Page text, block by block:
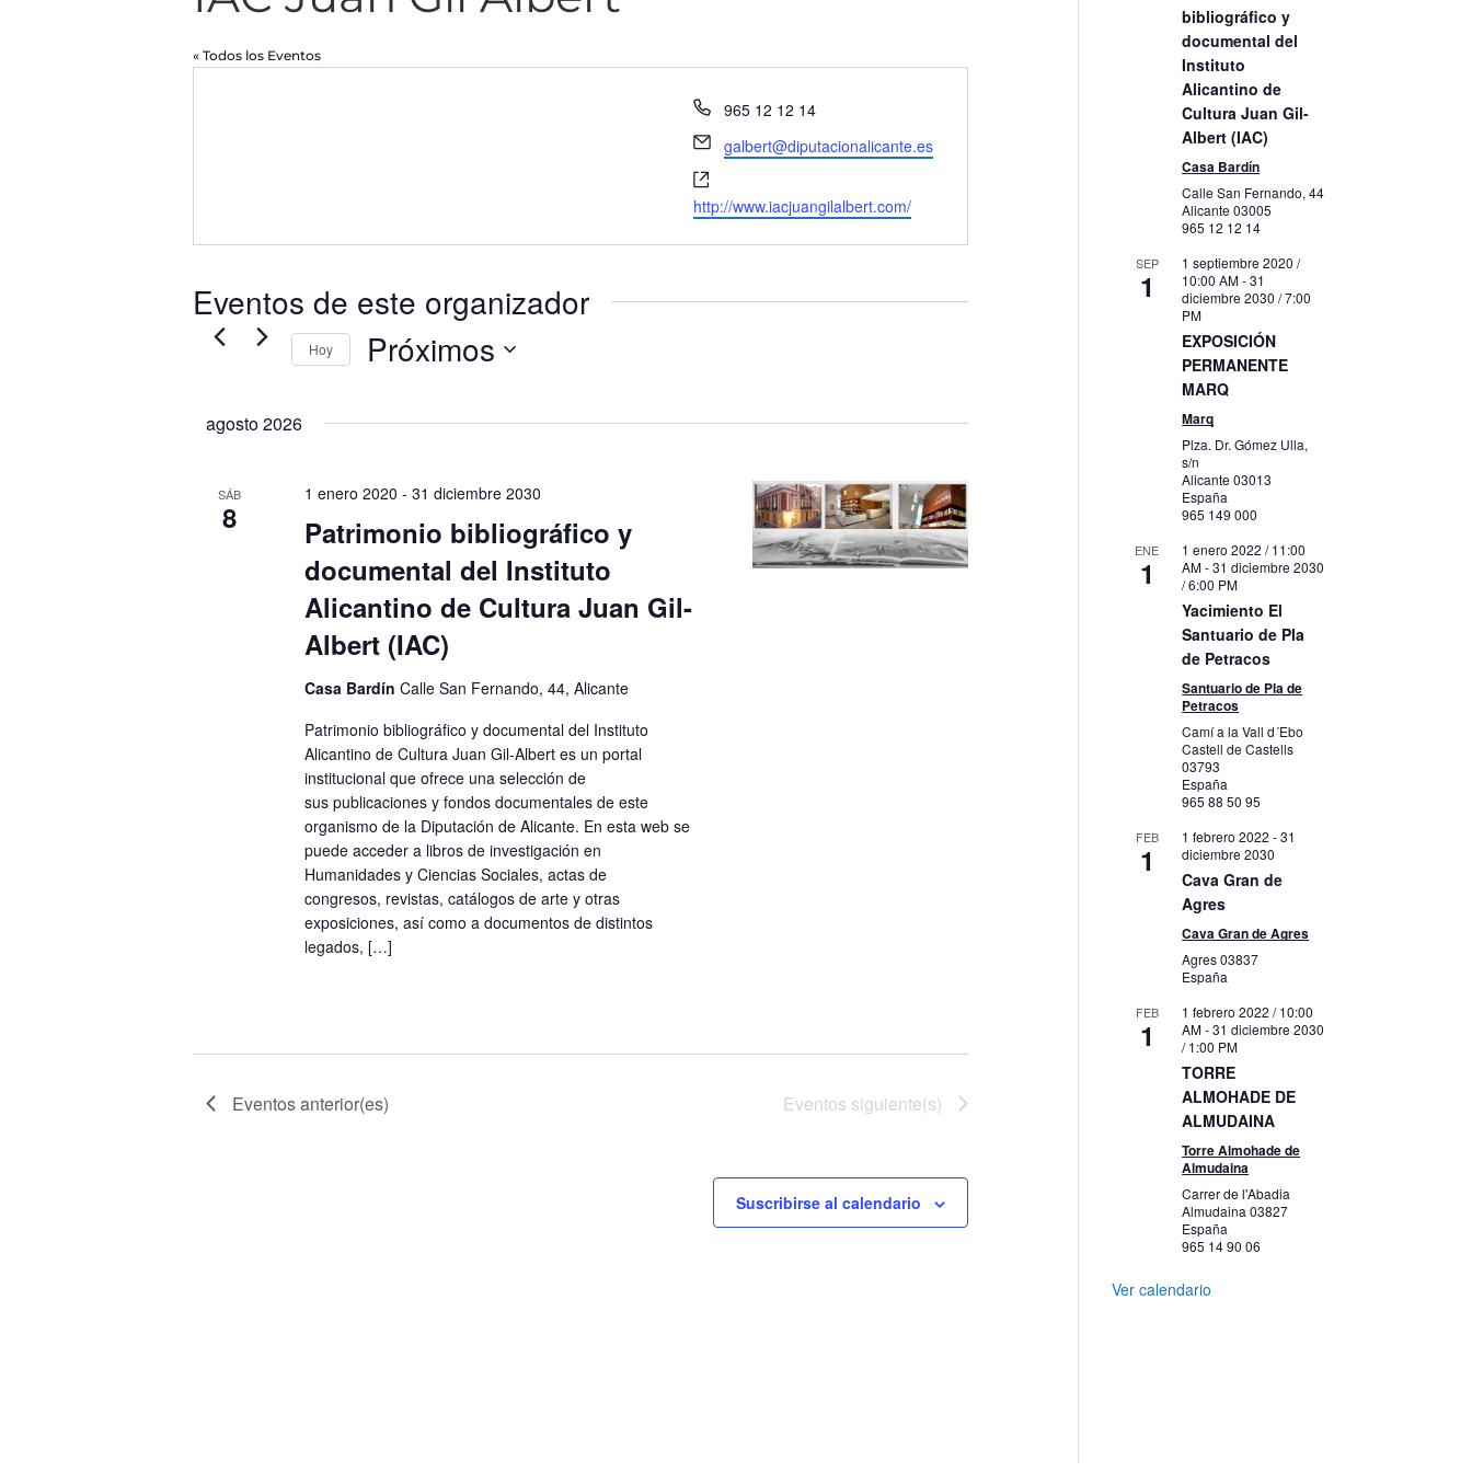
« Todos los Eventos
Teléfono
965 12 12 14
Email
galbert@diputacionalicante.es
http://www.iacjuangilalbert.com/
Eventos de este organizador
Hoy Próximos
fecha.
agosto 2026
SÁB
8
Patrimonio bibliográfico y
documental del Instituto
Alicantino de Cultura Juan Gil-
Albert (IAC)
1 enero 2020 -31 diciembre 2030
Casa BardínCalle San Fernando, 44, Alicante
Patrimonio bibliográfico y documental del Instituto
Alicantino de Cultura Juan Gil-Albert es un portal
institucional que ofrece una selección de
sus publicaciones y fondos documentales de este
organismo de la Diputación de Alicante. En esta web se
puede acceder a libros de investigación en
Humanidades y Ciencias Sociales, actas de
congresos, revistas, catálogos de arte y otras
exposiciones, así como a documentos de distintos
legados, […]
Eventosanterior(es) Eventos siguiente(s)
Suscribirse al calendario
bibliográfico y
documental del
Instituto
Alicantino de
Cultura Juan Gil-
Albert (IAC)
Casa Bardín
Calle San Fernando, 44
Alicante03005
965 12 12 14
SEP
1
1 septiembre 2020 /
10:00 AM-31
diciembre 2030 / 7:00
PM
EXPOSICIÓN
PERMANENTE
MARQ
Marq
Plza. Dr. Gómez Ulla,
s/n
Alicante03013
España
965 149 000
ENE
1
1 enero 2022 / 11:00
AM-31 diciembre 2030
/ 6:00 PM
Yacimiento El
Santuario de Pla
de Petracos
Santuario de Pla de
Petracos
Camí a la Vall d´Ebo
Castell de Castells
03793
España
965 88 50 95
FEB
1
1 febrero 2022 -31
diciembre 2030
Cava Gran de
Agres
Cava Gran de Agres
Agres03837
España
FEB
1
1 febrero 2022 / 10:00
AM-31 diciembre 2030
/ 1:00 PM
TORRE
ALMOHADE DE
ALMUDAINA
Torre Almohade de
Almudaina
Carrer de l'Abadia
Almudaina03827
España
965 14 90 06
Ver calendario